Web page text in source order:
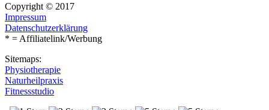
Copyright © 2017
Impressum
Datenschutzerklärung
* = Affiliatelink/Werbung
Sitemaps:
Physiotherapie
Naturheilpraxis
Fitnessstudio